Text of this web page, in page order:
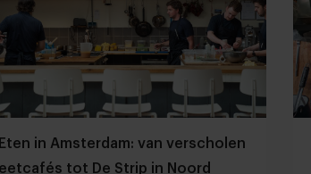
Eten in Amsterdam: van verscholen
eetcafés tot De Strip in Noord